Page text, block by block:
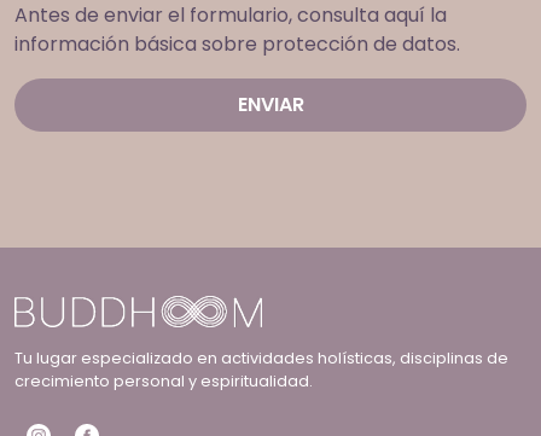
Antes de enviar el formulario, consulta aquí la
información básica sobre protección de datos.
Tu lugar especializado en actividades holísticas, disciplinas de
crecimiento personal y espiritualidad.